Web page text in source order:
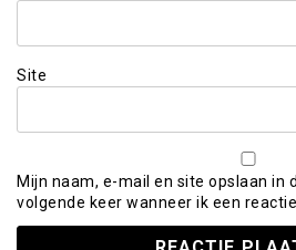
Site
Mijn naam, e-mail en site opslaan in
volgende keer wanneer ik een